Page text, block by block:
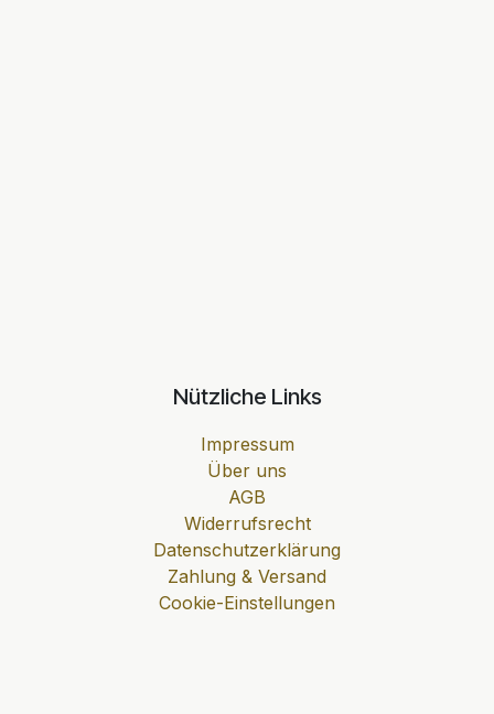
Nützliche Links
Impressum
Über uns
AGB
Widerrufsrecht
Datenschutzerklärung
Zahlung & Versand
Cookie-Einstellungen